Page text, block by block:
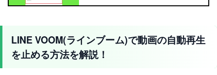
LINE VOOM(ラインブーム)で動画の自動再生
を止める方法を解説！